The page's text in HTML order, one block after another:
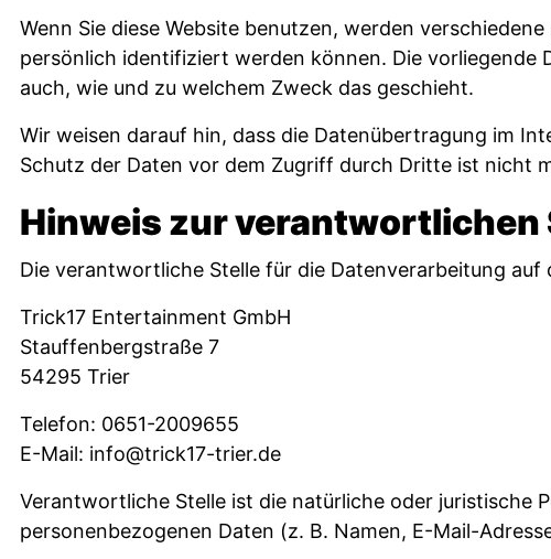
Wenn Sie diese Website benutzen, werden
persönlich identifiziert werden können. Die
auch, wie und zu welchem Zweck das geschieht.
Wir weisen darauf hin, dass die Datenübertragung im
Schutz der Daten vor dem Zugriff durch Dritte ist nicht
Hinweis zur verantwortlichen
Die verantwortliche Stelle für die Datenverarbeitung auf
Trick17 Entertainment GmbH
Stauffenbergstraße 7
54295 Trier
Telefon: 0651-2009655
E-Mail: info@trick17-trier.de
Verantwortliche Stelle ist die natürliche oder juristische
personenbezogenen Daten (z. B. Namen, E-Mail-